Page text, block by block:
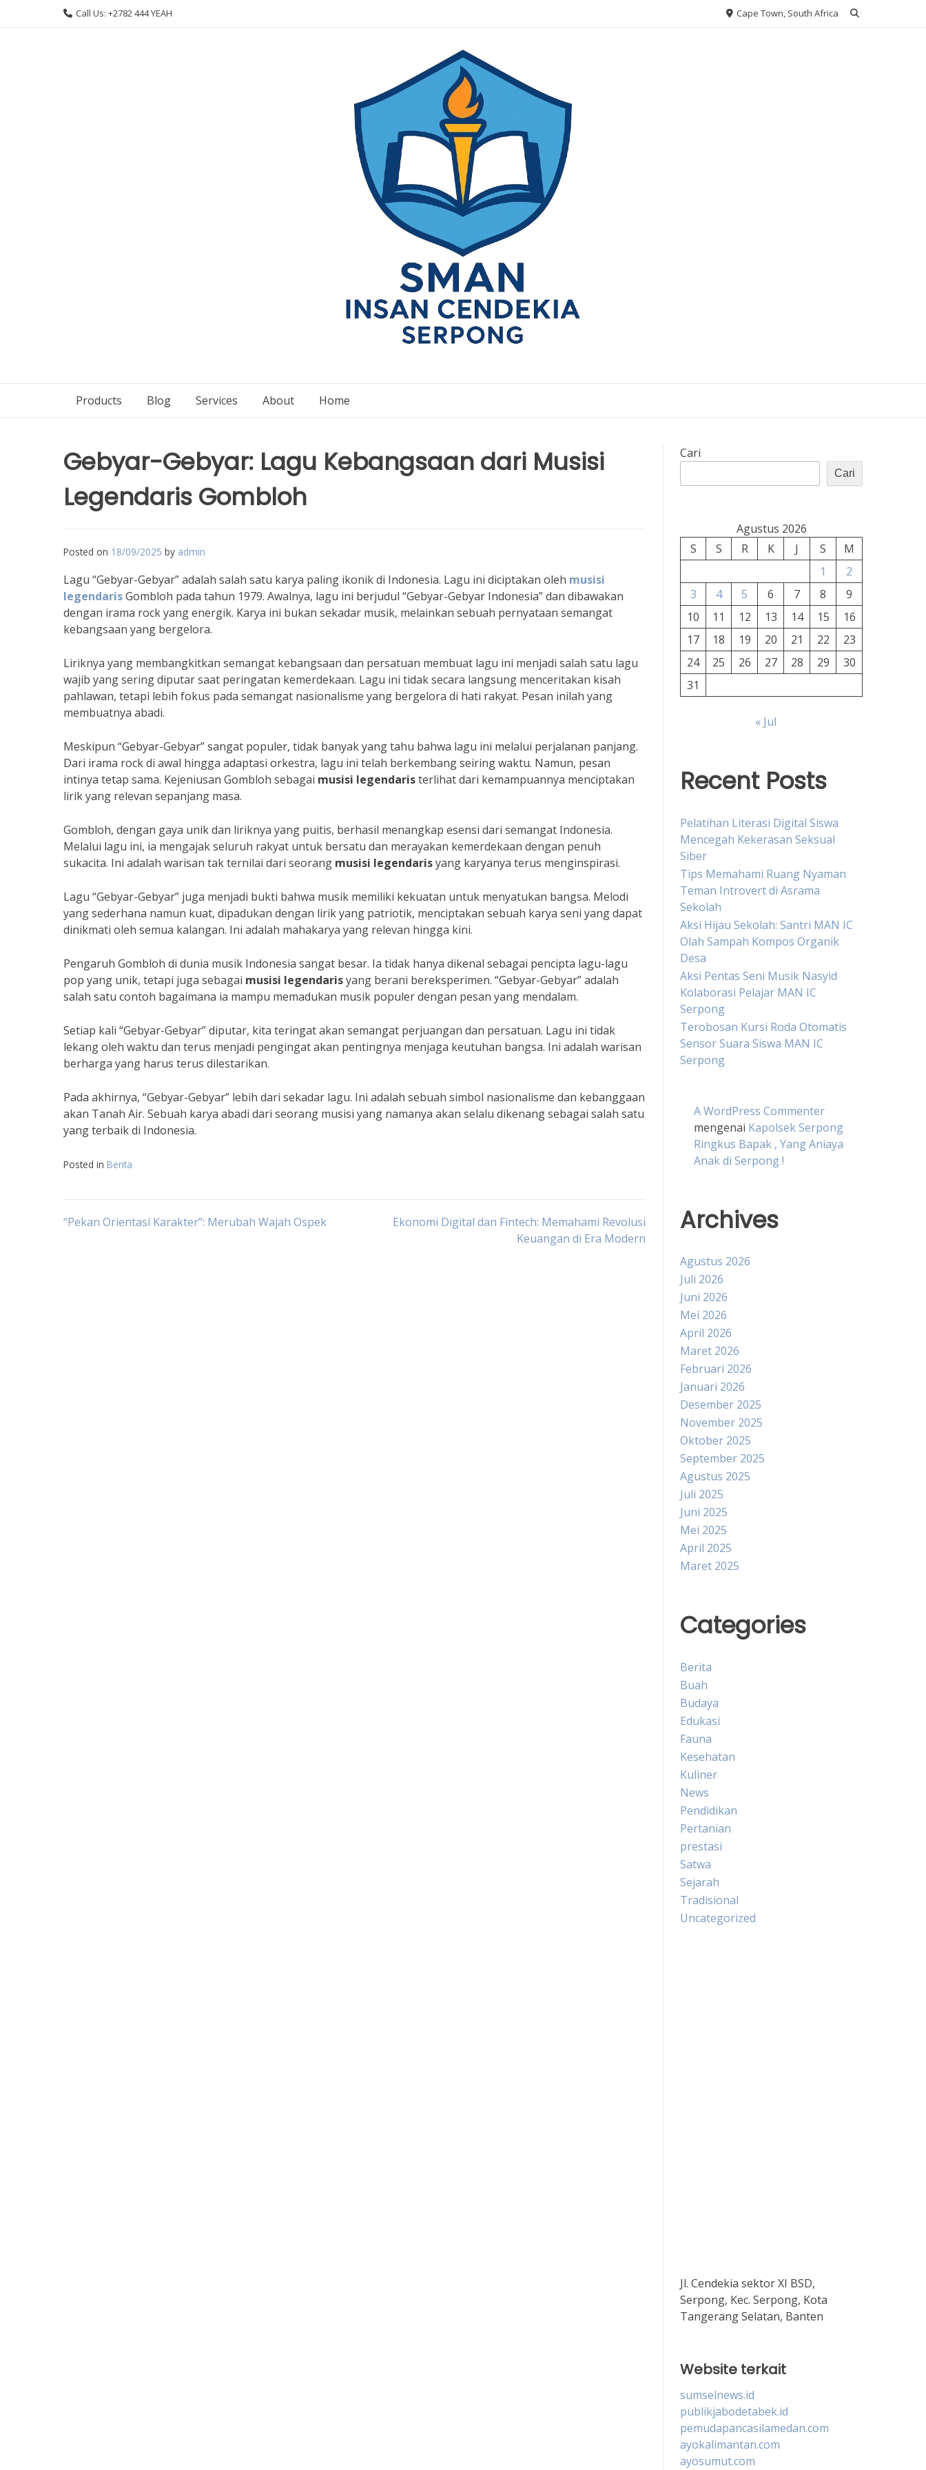
Call Us: +2782 444 YEAH Cape Town, South Africa
Products Blog Services About Home
Gebyar-Gebyar: Lagu Kebangsaan dari Musisi
Legendaris Gombloh
Posted on 18/09/2025 by admin
Lagu “Gebyar-Gebyar” adalah salah satu karya paling ikonik di Indonesia. Lagu ini diciptakan oleh musisi
legendarisGombloh pada tahun 1979. Awalnya, lagu ini berjudul “Gebyar-Gebyar Indonesia” dan dibawakan
dengan irama rock yang energik. Karya ini bukan sekadar musik, melainkan sebuah pernyataan semangat
kebangsaan yang bergelora.
Liriknya yang membangkitkan semangat kebangsaan dan persatuan membuat lagu ini menjadi salah satu lagu
wajib yang sering diputar saat peringatan kemerdekaan. Lagu ini tidak secara langsung menceritakan kisah
pahlawan, tetapi lebih fokus pada semangat nasionalisme yang bergelora di hati rakyat. Pesan inilah yang
membuatnya abadi.
Meskipun “Gebyar-Gebyar” sangat populer, tidak banyak yang tahu bahwa lagu ini melalui perjalanan panjang.
Dari irama rock di awal hingga adaptasi orkestra, lagu ini telah berkembang seiring waktu. Namun, pesan
intinya tetap sama. Kejeniusan Gombloh sebagai musisi legendaristerlihat dari kemampuannya menciptakan
lirik yang relevan sepanjang masa.
Gombloh, dengan gaya unik dan liriknya yang puitis, berhasil menangkap esensi dari semangat Indonesia.
Melalui lagu ini, ia mengajak seluruh rakyat untuk bersatu dan merayakan kemerdekaan dengan penuh
sukacita. Ini adalah warisan tak ternilai dari seorang musisi legendarisyang karyanya terus menginspirasi.
Lagu “Gebyar-Gebyar” juga menjadi bukti bahwa musik memiliki kekuatan untuk menyatukan bangsa. Melodi
yang sederhana namun kuat, dipadukan dengan lirik yang patriotik, menciptakan sebuah karya seni yang dapat
dinikmati oleh semua kalangan. Ini adalah mahakarya yang relevan hingga kini.
Pengaruh Gombloh di dunia musik Indonesia sangat besar. Ia tidak hanya dikenal sebagai pencipta lagu-lagu
pop yang unik, tetapi juga sebagai musisi legendarisyang berani bereksperimen. “Gebyar-Gebyar” adalah
salah satu contoh bagaimana ia mampu memadukan musik populer dengan pesan yang mendalam.
Setiap kali “Gebyar-Gebyar” diputar, kita teringat akan semangat perjuangan dan persatuan. Lagu ini tidak
lekang oleh waktu dan terus menjadi pengingat akan pentingnya menjaga keutuhan bangsa. Ini adalah warisan
berharga yang harus terus dilestarikan.
Pada akhirnya, “Gebyar-Gebyar” lebih dari sekadar lagu. Ini adalah sebuah simbol nasionalisme dan kebanggaan
akan Tanah Air. Sebuah karya abadi dari seorang musisi yang namanya akan selalu dikenang sebagai salah satu
yang terbaik di Indonesia.
Posted in Berita
Navigasi
“Pekan Orientasi Karakter”: Merubah Wajah Ospek
Ekonomi Digital dan Fintech: Memahami Revolusi
Keuangan di Era Modern
Cari
Cari
Agustus 2026
S
S R K J S
M
1
2
3
4 5 6 7 8
9
10
11 12 13 14 15
16
17
18 19 20 21 22
23
24
25 26 27 28 29
30
31
« Jul
Recent Posts
Pelatihan Literasi Digital Siswa
Mencegah Kekerasan Seksual
Siber
Tips Memahami Ruang Nyaman
Teman Introvert di Asrama
Sekolah
Aksi Hijau Sekolah: Santri MAN IC
Olah Sampah Kompos Organik
Desa
Aksi Pentas Seni Musik Nasyid
Kolaborasi Pelajar MAN IC
Serpong
Terobosan Kursi Roda Otomatis
Sensor Suara Siswa MAN IC
Serpong
A WordPress Commenter
mengenai Kapolsek Serpong
Ringkus Bapak , Yang Aniaya
Anak di Serpong !
Archives
Agustus 2026
Juli 2026
Juni 2026
Mei 2026
April 2026
Maret 2026
Februari 2026
Januari 2026
Desember 2025
November 2025
Oktober 2025
September 2025
Agustus 2025
Juli 2025
Juni 2025
Mei 2025
April 2025
Maret 2025
Categories
Berita
Buah
Budaya
Edukasi
Fauna
Kesehatan
Kuliner
News
Pendidikan
Pertanian
prestasi
Satwa
Sejarah
Tradisional
Uncategorized
Jl. Cendekia sektor XI BSD,
Serpong, Kec. Serpong, Kota
Tangerang Selatan, Banten
Website terkait
sumselnews.id
publikjabodetabek.id
pemudapancasilamedan.com
ayokalimantan.com
ayosumut.com